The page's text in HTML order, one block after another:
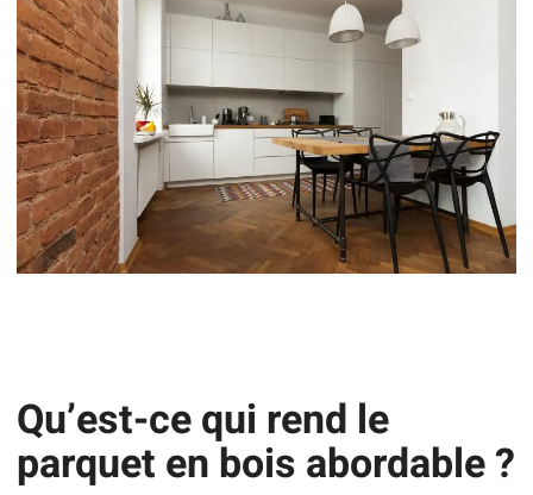
Qu’est-ce qui rend le
parquet en bois abordable ?